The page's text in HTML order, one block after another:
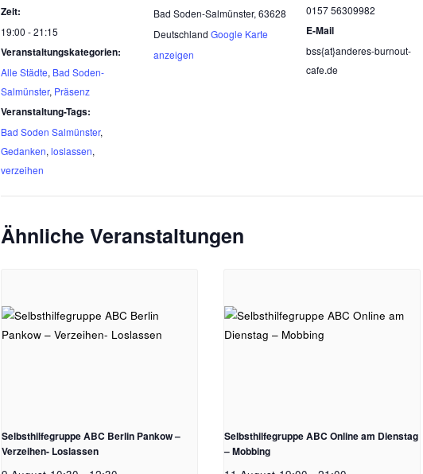
Zeit:
19:00 - 21:15
Veranstaltungskategorien:
Alle Städte, Bad Soden-
Salmünster, Präsenz
Veranstaltung-Tags:
Bad Soden Salmünster,
Gedanken,loslassen,
verzeihen
Bad Soden-Salmünster, 63628
Deutschland Google Karte
anzeigen
0157 56309982
E-Mail
bss{at}anderes-burnout-
cafe.de
Ähnliche Veranstaltungen
Selbsthilfegruppe ABC Berlin Pankow –
Verzeihen- Loslassen
Selbsthilfegruppe ABC Online am Dienstag
– Mobbing